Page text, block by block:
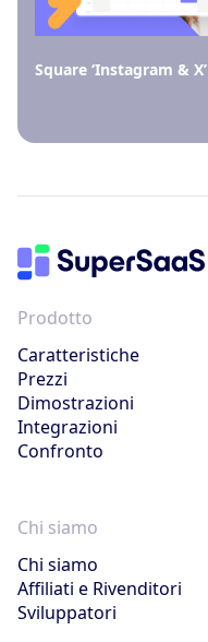
Square ‘Instagram & X’
Prodotto
Caratteristiche
Prezzi
Dimostrazioni
Integrazioni
Confronto
Chi siamo
Chi siamo
Affiliati e Rivenditori
Sviluppatori